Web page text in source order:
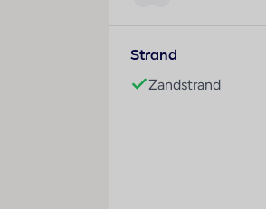
gasten van een
Strand
Zandstrand